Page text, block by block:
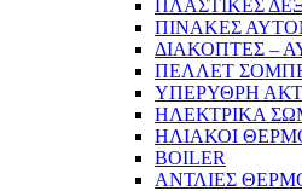
ΠΛΑΣΤΙΚΕΣ
ΠΙΝΑΚΕΣ
ΔΙΑΚΟΠΤΕΣ –
ΠΕΛΛΕΤ
ΥΠΕΡΥΘΡΗ
ΗΛΕΚΤΡΙΚΑ
ΗΛΙΑΚΟΙ
BOILER
ΑΝΤΛΙΕΣ